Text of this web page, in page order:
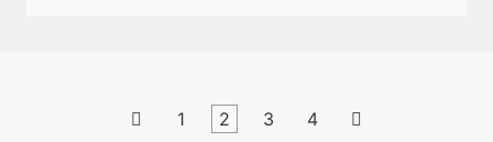
 1 2 3 4 